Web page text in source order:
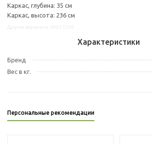
Каркас, глубина: 35 см
Каркас, высота: 236 см
Характеристики
Бренд
Вес в кг.
Персональные рекомендации